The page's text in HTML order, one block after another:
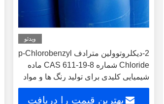
ویدئو
2-دیکلروتوولین مترادف p-Chlorobenzyl
Chloride شماره CAS 611-19-8 ماده
شیمیایی کلیدی برای تولید رنگ ها و مواد
شیمیایی کشاورزی
بهترین قیمت را دریافت